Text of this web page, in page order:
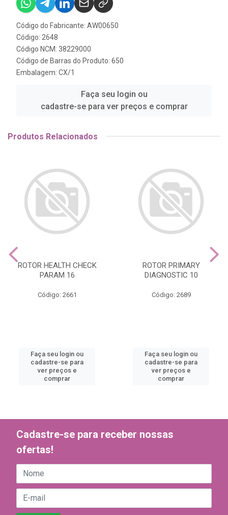
Código do Fabricante: AW00650
Código: 2648
Código NCM: 38229000
Código de Barras do Produto: 650
Embalagem: CX/1
Faça seu login ou
cadastre-se para ver preços e comprar
Produtos Relacionados
ROTOR HEALTH CHECK
PARAM 16
Código: 2661
Faça seu login ou
cadastre-se para
ver preços e
comprar
ROTOR PRIMARY
DIAGNOSTIC 10
Código: 2689
Faça seu login ou
cadastre-se para
ver preços e
comprar
Cadastre-se para receber nossas
ofertas!